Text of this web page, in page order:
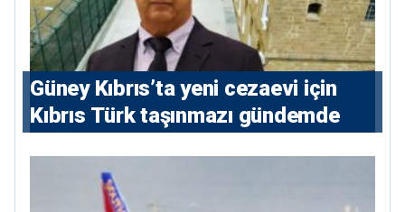
Güney Kıbrıs’ta yeni cezaevi için
Kıbrıs Türk taşınmazı gündemde